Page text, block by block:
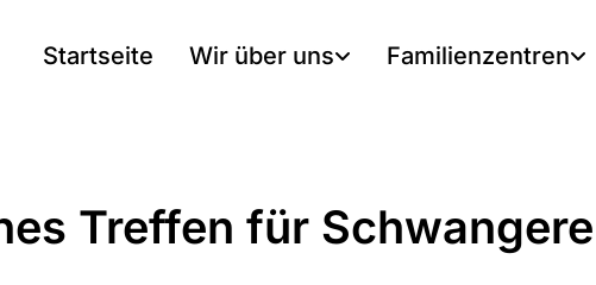
Startseite Wir über uns Familienzentren
Treffen für Schwangere